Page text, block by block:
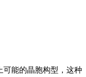
能的晶胞构型，这种